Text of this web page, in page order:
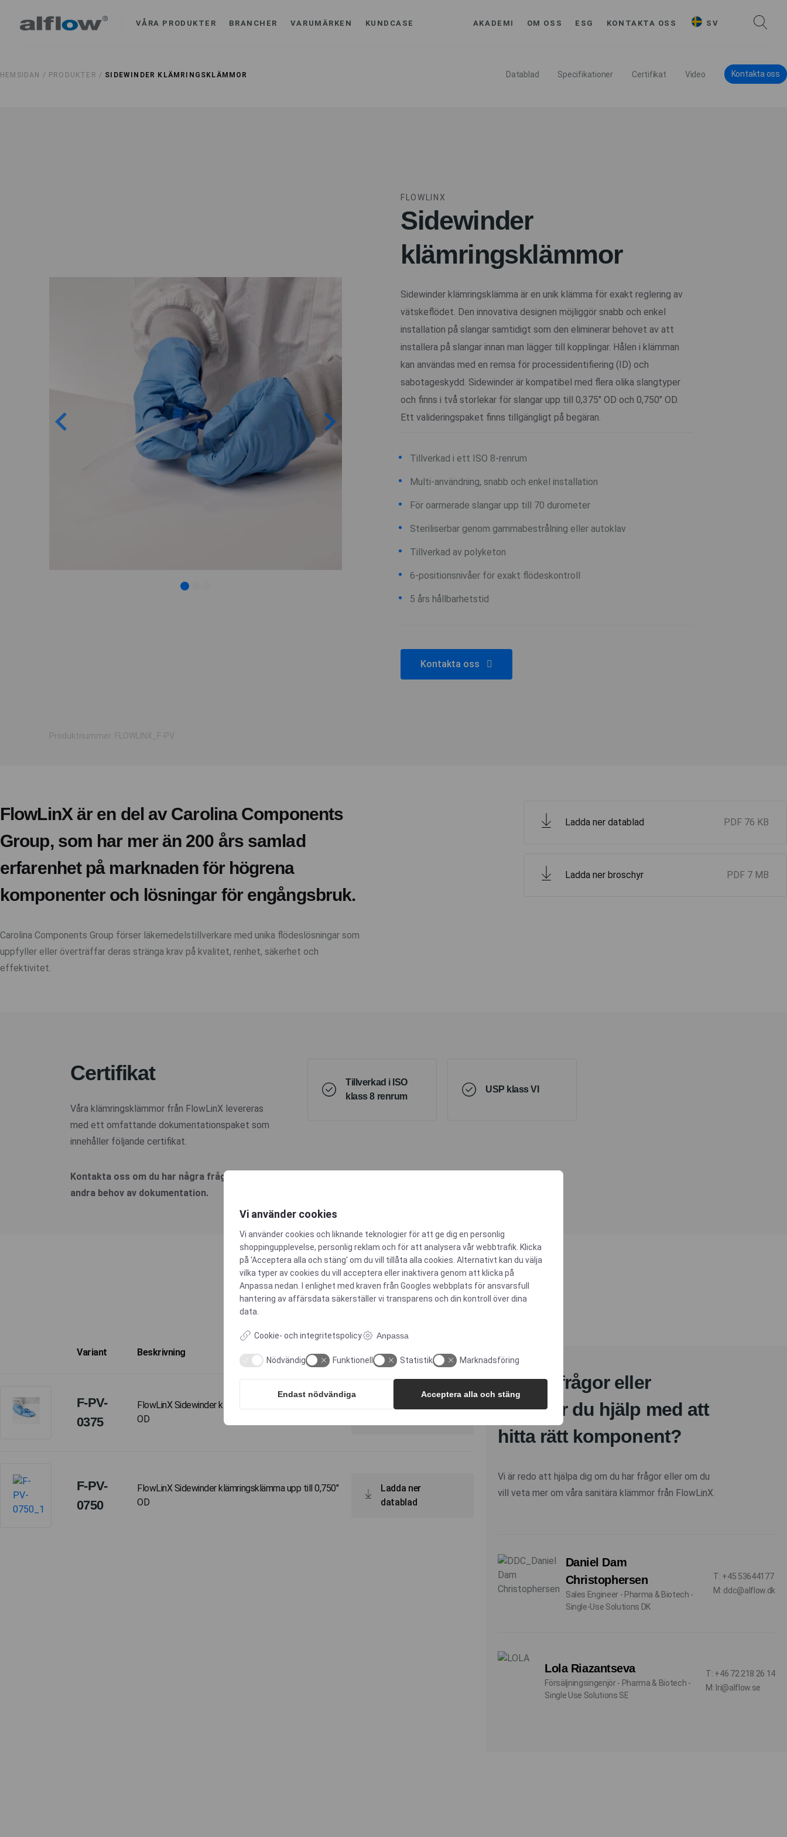
VÅRA PRODUKTER BRANCHER VARUMÄRKEN KUNDCASE AKADEMI OM OSS ESG KONTAKTA OSS SV
HEMSIDAN / PRODUKTER / SIDEWINDER KLÄMRINGSKLÄMMOR Datablad Specifikationer Certifikat Video Kontakta oss
FLOWLINX
Sidewinder
klämringsklämmor
Sidewinder klämringsklämma är en unik klämma för exakt reglering av
vätskeflödet. Den innovativa designen möjliggör snabb och enkel
installation på slangar samtidigt som den eliminerar behovet av att
installera på slangar innan man lägger till kopplingar. Hålen i klämman
kan användas med en remsa för processidentifiering (ID) och
sabotageskydd. Sidewinder är kompatibel med flera olika slangtyper
och finns i två storlekar för slangar upp till 0,375" OD och 0,750" OD.
Ett valideringspaket finns tillgängligt på begäran.
Tillverkad i ett ISO 8-renrum
Multi-användning, snabb och enkel installation
För oarmerade slangar upp till 70 durometer
Steriliserbar genom gammabestrålning eller autoklav
Tillverkad av polyketon
6-positionsnivåer för exakt flödeskontroll
5 års hållbarhetstid
Kontakta oss
Produktnummer: FLOWLINX_F-PV
FlowLinX är en del av Carolina Components
Group, som har mer än 200 års samlad
erfarenhet på marknaden för högrena
komponenter och lösningar för engångsbruk.
Carolina Components Group förser läkemedelstillverkare med unika flödeslösningar som
uppfyller eller överträffar deras stränga krav på kvalitet, renhet, säkerhet och
effektivitet.
Ladda ner datablad PDF 76 KB
Ladda ner broschyr PDF 7 MB
Certifikat
Våra klämringsklämmor från FlowLinX levereras
med ett omfattande dokumentationspaket som
innehåller följande certifikat.
Kontakta oss om du har några frågor eller
andra behov av dokumentation.
Tillverkad i ISO
klass 8 renrum
USP klass VI
Variant Beskrivning Datablad
F-PV-
0375
FlowLinX Sidewinder klämringsklämma upp till 0,375"
OD
Ladda ner
F-PV-
0750
FlowLinX Sidewinder klämringsklämma upp till 0,750"
OD
Ladda ner
datablad
Har du frågor eller
behöver du hjälp med att
hitta rätt komponent?
Vi är redo att hjälpa dig om du har frågor eller om du
vill veta mer om våra sanitära klämmor från FlowLinX.
Daniel Dam
Christophersen
Sales Engineer - Pharma & Biotech -
Single-Use Solutions DK
T: +45 53644177
M: ddc@alflow.dk
Lola Riazantseva
Försäljningsingenjör - Pharma & Biotech -
Single Use Solutions SE
T: +46 72 218 26 14
M: lri@alflow.se
Vi använder cookies
Vi använder cookies och liknande teknologier för att ge dig en personlig
shoppingupplevelse, personlig reklam och för att analysera vår webbtrafik. Klicka
på 'Acceptera alla och stäng' om du vill tillåta alla cookies. Alternativt kan du välja
vilka typer av cookies du vill acceptera eller inaktivera genom att klicka på
Anpassa nedan. I enlighet med kraven från Googles webbplats för ansvarsfull
hantering av affärsdata säkerställer vi transparens och din kontroll över dina
data.
Cookie- och integritetspolicy Anpassa
Nödvändig Funktionell Statistik Marknadsföring
Endast nödvändiga Acceptera alla och stäng